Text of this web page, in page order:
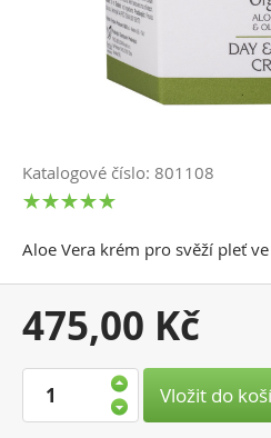
Katalogové číslo: 801108
Aloe Vera krém pro svěží pleť
Vaše
cena:
475,00 Kč
Vložit do